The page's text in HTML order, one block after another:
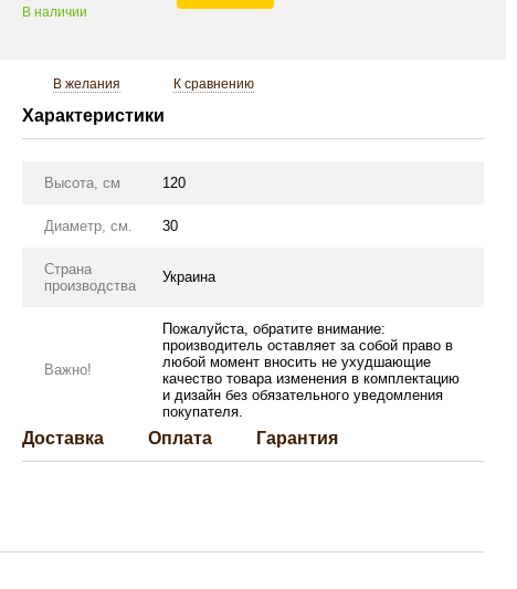
В наличии
В желания К сравнению
Характеристики
Высота, см 120
Диаметр, см. 30
Страна
производства
Украина
Важно!
Пожалуйста, обратите внимание:
производитель оставляет за собой право в
любой момент вносить не ухудшающие
качество товара изменения в комплектацию
и дизайн без обязательного уведомления
покупателя.
Доставка Оплата Гарантия